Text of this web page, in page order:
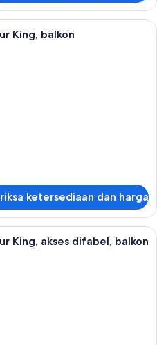
Seprai premium, selimut bulu angsa,
King, balkon
ketersediaan dan harga
Seprai premium, selimut bulu angsa,
King, akses difabel, balkon